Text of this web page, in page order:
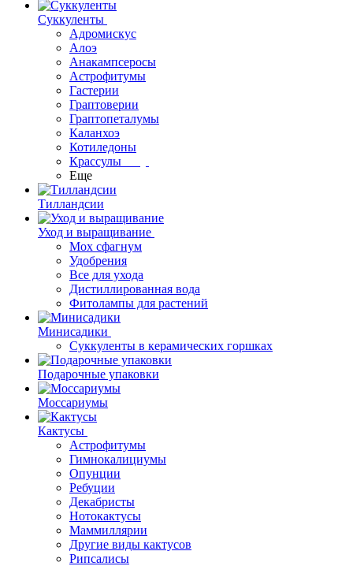
Суккуленты
Адромискус
Алоэ
Анакампсеросы
Астрофитумы
Гастерии
Граптоверии
Граптопеталумы
Каланхоэ
Котиледоны
Крассулы
Еще
Тилландсии
Уход и выращивание
Мох сфагнум
Удобрения
Все для ухода
Дистиллированная вода
Фитолампы для растений
Минисадики
Суккуленты в керамических горшках
Подарочные упаковки
Моссариумы
Кактусы
Астрофитумы
Гимнокалициумы
Опунции
Ребуции
Декабристы
Нотокактусы
Маммиллярии
Другие виды кактусов
Рипсалисы